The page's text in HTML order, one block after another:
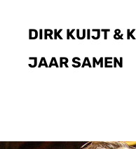
DIRK KUIJT &
JAAR SAMEN